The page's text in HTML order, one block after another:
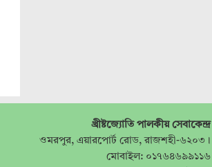
খ্রীষ্টজ্যোতি পালকীয় সেবাকেন্দ্র
ওমরপুর, এয়ারপোর্ট রোড, রাজশহী-৬২০৩।
মোবাইল: ০১৭৬৪৬৯৯১১৬